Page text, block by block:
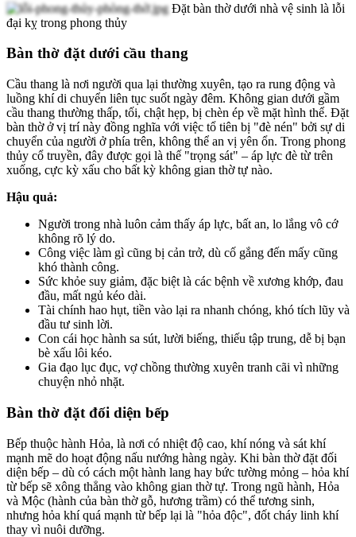
Đặt bàn thờ dưới nhà vệ sinh là lỗi
đại kỵ trong phong thủy
Bàn thờ đặt dưới cầu thang
Cầu thang là nơi người qua lại thường xuyên, tạo ra rung động và
luồng khí di chuyển liên tục suốt ngày đêm. Không gian dưới gầm
cầu thang thường thấp, tối, chật hẹp, bị chèn ép về mặt hình thể. Đặt
bàn thờ ở vị trí này đồng nghĩa với việc tổ tiên bị "đè nén" bởi sự di
chuyển của người ở phía trên, không thể an vị yên ổn. Trong phong
thủy cổ truyền, đây được gọi là thế "trọng sát" – áp lực đè từ trên
xuống, cực kỳ xấu cho bất kỳ không gian thờ tự nào.
Hậu quả:
Người trong nhà luôn cảm thấy áp lực, bất an, lo lắng vô cớ
không rõ lý do.
Công việc làm gì cũng bị cản trở, dù cố gắng đến mấy cũng
khó thành công.
Sức khỏe suy giảm, đặc biệt là các bệnh về xương khớp, đau
đầu, mất ngủ kéo dài.
Tài chính hao hụt, tiền vào lại ra nhanh chóng, khó tích lũy và
đầu tư sinh lời.
Con cái học hành sa sút, lười biếng, thiếu tập trung, dễ bị bạn
bè xấu lôi kéo.
Gia đạo lục đục, vợ chồng thường xuyên tranh cãi vì những
chuyện nhỏ nhặt.
Bàn thờ đặt đối diện bếp
Bếp thuộc hành Hỏa, là nơi có nhiệt độ cao, khí nóng và sát khí
mạnh mẽ do hoạt động nấu nướng hàng ngày. Khi bàn thờ đặt đối
diện bếp – dù có cách một hành lang hay bức tường mỏng – hỏa khí
từ bếp sẽ xông thẳng vào không gian thờ tự. Trong ngũ hành, Hỏa
và Mộc (hành của bàn thờ gỗ, hương trầm) có thể tương sinh,
nhưng hỏa khí quá mạnh từ bếp lại là "hỏa độc", đốt cháy linh khí
thay vì nuôi dưỡng.